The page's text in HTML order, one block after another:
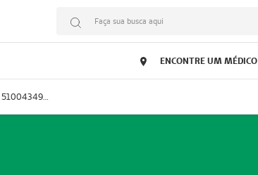
Faça sua busca aqui
ENCONTRE UM MÉDICO
Prestador: Vipmed Clínica Geral Ltda, 51004349-0 (Nome Fantasia: Policlínica Master)